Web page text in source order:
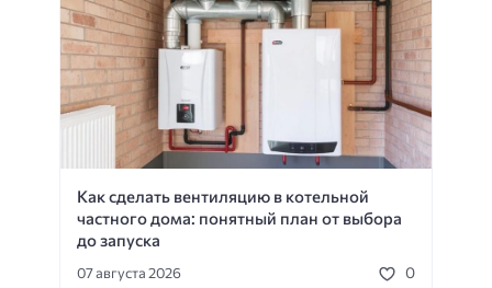
Как сделать вентиляцию в котельной
частного дома: понятный план от выбора
до запуска
07 августа 2026 0